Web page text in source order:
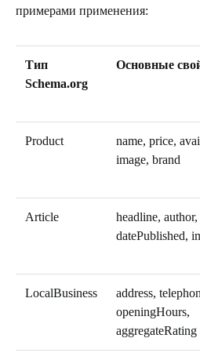
примерами применения:
Тип
Schema.org
Основные
Product
name, price,
image, brand
Article
headline, author,
datePublished,
LocalBusiness
address,
openingHours,
aggregateRating